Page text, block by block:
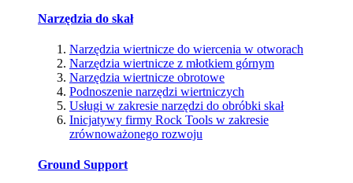
Narzędzia do skał
Narzędzia wiertnicze do wiercenia w otworach
Narzędzia wiertnicze z młotkiem górnym
Narzędzia wiertnicze obrotowe
Podnoszenie narzędzi wiertniczych
Usługi w zakresie narzędzi do obróbki skał
Inicjatywy firmy Rock Tools w zakresie
zrównoważonego rozwoju
Ground Support